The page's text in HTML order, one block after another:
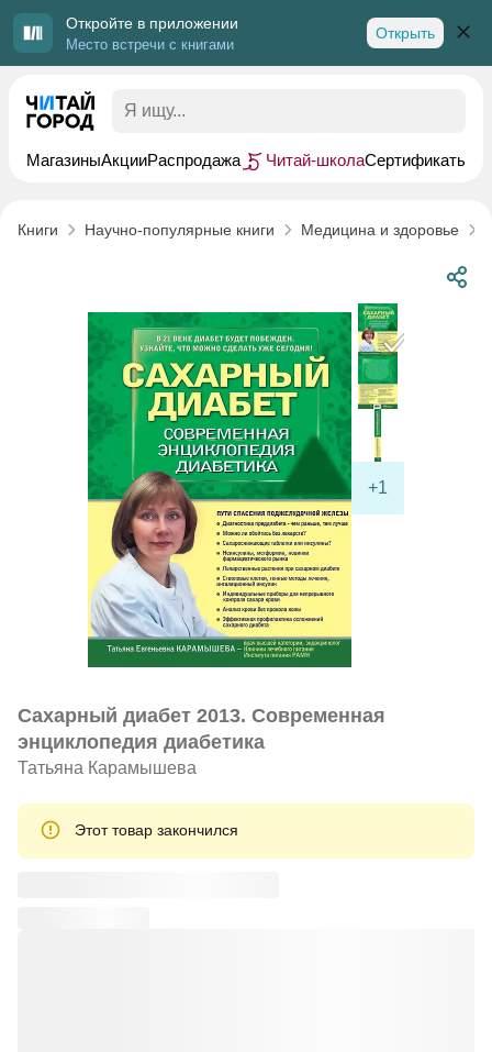
Откройте в приложении
Место встречи с книгами
Открыть
МагазиныАкцииРаспродажа Читай-школаСертификаты
Книги Научно-популярные книги Медицина и здоровье
+1
Сахарный диабет 2013. Современная
энциклопедия диабетика
Татьяна Карамышева
Этот товар закончился